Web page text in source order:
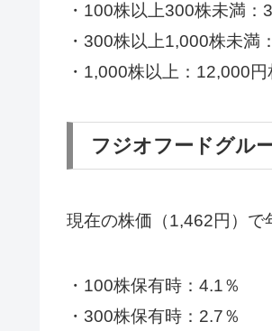
・100株以上300株未満：
・300株以上1,000株未満
・1,000株以上：12,000円
フジオフードグル
現在の株価（1,462円）で
・100株保有時：4.1％
・300株保有時：2.7％